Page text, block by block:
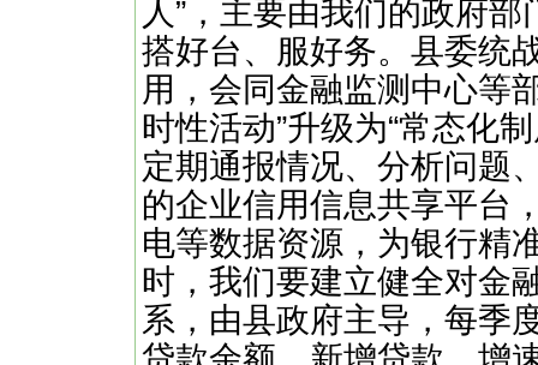
人”，主要由我们的政府
搭好台、服好务。县委统
用，会同金融监测中心等
时性活动”升级为“常态化
定期通报情况、分析问题
的企业信用信息共享平台
电等数据资源，为银行精
时，我们要建立健全对金
系，由县政府主导，每季